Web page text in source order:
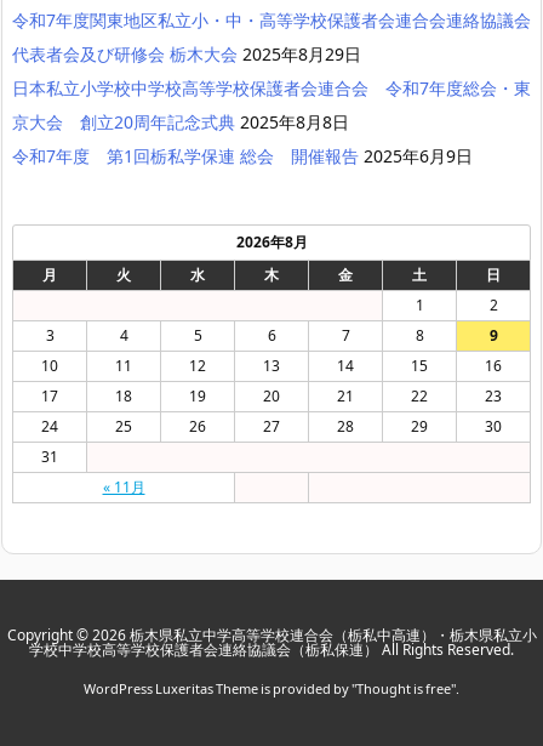
令和7年度関東地区私立小・中・高等学校保護者会連合会連絡協議会
代表者会及び研修会 栃木大会 2025年8月29日
日本私立小学校中学校高等学校保護者会連合会 令和7年度総会・東
京大会 創立20周年記念式典 2025年8月8日
令和7年度 第1回栃私学保連 総会 開催報告 2025年6月9日
2026年8月
月
火 水 木 金 土 日
« 11月
1
2
3
4 5 6 7 8
9
10
11 12 13 14 15
16
17
18 19 20 21 22
23
24
25 26 27 28 29
30
31
Copyright ©2026 栃木県私立中学高等学校連合会（栃私中高連）・栃木県私立小
学校中学校高等学校保護者会連絡協議会（栃私保連） All Rights Reserved.
WordPress Luxeritas Theme is provided by "Thought is free".